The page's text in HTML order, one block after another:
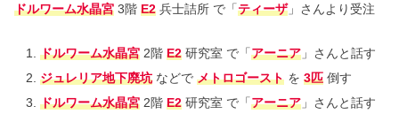
ドルワーム水晶宮 3階 E2 兵士詰所 で「ティーザ」さんより受注
ドルワーム水晶宮2階 E2研究室 で「アーニア」さんと話す
ジュレリア地下廃坑などで メトロゴーストを 3匹倒す
ドルワーム水晶宮2階 E2研究室 で「アーニア」さんと話す